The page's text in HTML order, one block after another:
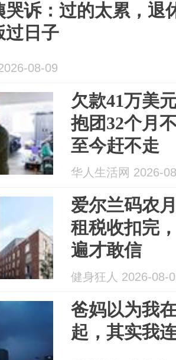
哭诉：过的太累，退
过日子
08-09
欠款41万美
抱团32个月
至今赶不走
华人生活网 2026-
爱尔兰码农
租税收扣完
遍才敢信
健身狂人 2026-08-
爸妈以为我
起，其实我